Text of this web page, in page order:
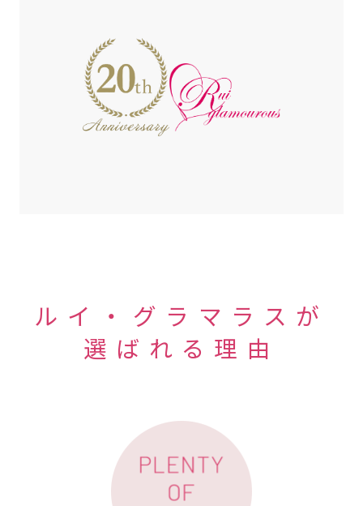
ルイ・グラマラスが
選ばれる理由